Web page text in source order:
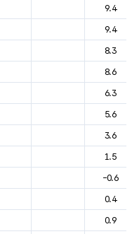
9.4
9.4
8.3
8.6
6.3
5.6
3.6
1.5
-0.6
0.4
0.9